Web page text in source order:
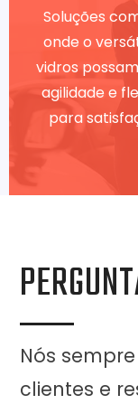
Soluções
onde o
vidros
agilidade e
para
Nós
clientes e